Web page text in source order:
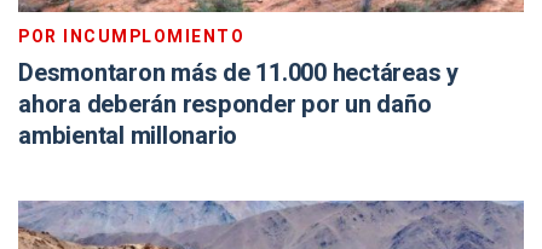
POR INCUMPLOMIENTO
Desmontaron más de 11.000 hectáreas y
ahora deberán responder por un daño
ambiental millonario